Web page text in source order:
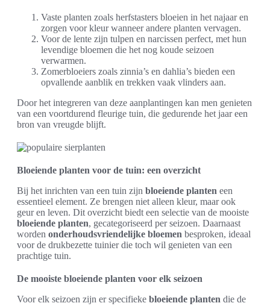
Vaste planten zoals herfstasters bloeien in het najaar en
zorgen voor kleur wanneer andere planten vervagen.
Voor de lente zijn tulpen en narcissen perfect, met hun
levendige bloemen die het nog koude seizoen
verwarmen.
Zomerbloeiers zoals zinnia’s en dahlia’s bieden een
opvallende aanblik en trekken vaak vlinders aan.
Door het integreren van deze aanplantingen kan men genieten
van een voortdurend fleurige tuin, die gedurende het jaar een
bron van vreugde blijft.
Bloeiende planten voor de tuin: een overzicht
Bij het inrichten van een tuin zijn bloeiende planten een
essentieel element. Ze brengen niet alleen kleur, maar ook
geur en leven. Dit overzicht biedt een selectie van de mooiste
bloeiende planten, gecategoriseerd per seizoen. Daarnaast
worden onderhoudsvriendelijke bloemen besproken, ideaal
voor de drukbezette tuinier die toch wil genieten van een
prachtige tuin.
De mooiste bloeiende planten voor elk seizoen
Voor elk seizoen zijn er specifieke bloeiende planten die de